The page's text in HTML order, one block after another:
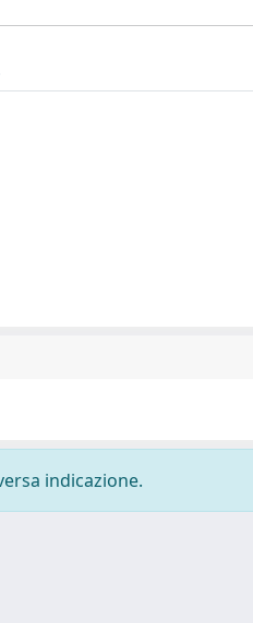
indicazione.